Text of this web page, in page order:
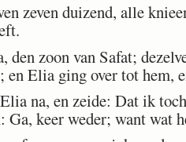
zeven duizend, alle
den zoon van Safat;
Elia ging over tot hem,
na, en zeide: Dat ik
keer weder; want wat